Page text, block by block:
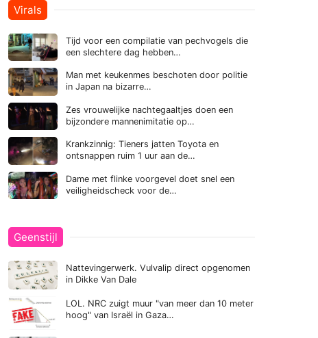
Virals
Tijd voor een compilatie van pechvogels die
een slechtere dag hebben…
Man met keukenmes beschoten door politie
in Japan na bizarre…
Zes vrouwelijke nachtegaaltjes doen een
bijzondere mannenimitatie op…
Krankzinnig: Tieners jatten Toyota en
ontsnappen ruim 1 uur aan de…
Dame met flinke voorgevel doet snel een
veiligheidscheck voor de…
Geenstijl
Nattevingerwerk. Vulvalip direct opgenomen
in Dikke Van Dale
LOL. NRC zuigt muur "van meer dan 10 meter
hoog" van Israël in Gaza…